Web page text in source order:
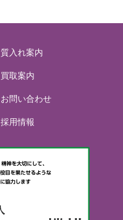
質入れ案内
買取案内
お問い合わせ
採用情報